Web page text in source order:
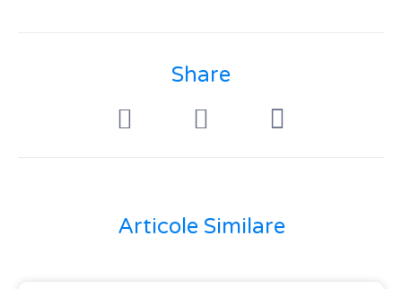
Share
Articole Similare